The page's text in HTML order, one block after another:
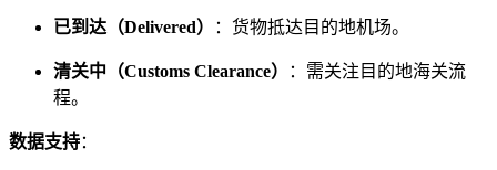
已到达（Delivered） ：货物抵达目的地机场。
清关中（Customs Clearance）
：需关注目的地海关流
程。
数据支持：